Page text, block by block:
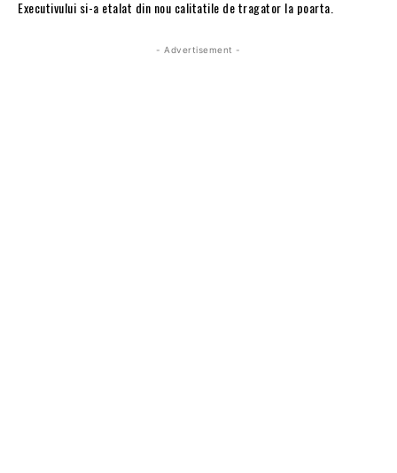
Executivului si-a etalat din nou calitatile de tragator la poarta.
- Advertisement -